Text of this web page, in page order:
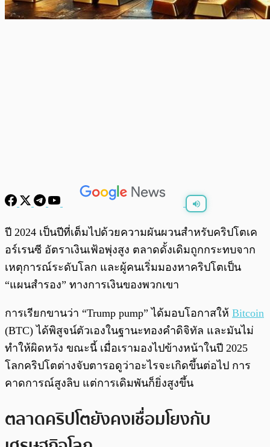
พร้อมเล่น 0:00 / 0:00
ปี 2024 เป็นปีที่เต็มไปด้วยความผันผวนสำหรับคริปโตเค
อร์เรนซี อัตราเงินเฟ้อพุ่งสูง ตลาดดั้งเดิมถูกกระทบจาก
เหตุการณ์ระดับโลก และผู้คนเริ่มมองหาคริปโตเป็น
“แผนสำรอง” ทางการเงินของพวกเขา
การเรียกขานว่า “Trump pump” ได้มอบโอกาสให้ Bitcoin
(BTC) ได้พิสูจน์ตัวเองในฐานะทองคำดิจิทัล และมันไม่
ทำให้ผิดหวัง ขณะนี้ เมื่อเรามองไปข้างหน้าในปี 2025
โลกคริปโตต่างจับตารอดูว่าอะไรจะเกิดขึ้นต่อไป การ
คาดการณ์สูงลิบ แต่การเดิมพันก็ยิ่งสูงขึ้น
ตลาดคริปโตยังคงเชื่อมโยงกับ